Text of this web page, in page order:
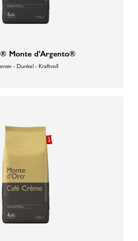
Monte d'Argento®
- Dunkel - Kraftvoll